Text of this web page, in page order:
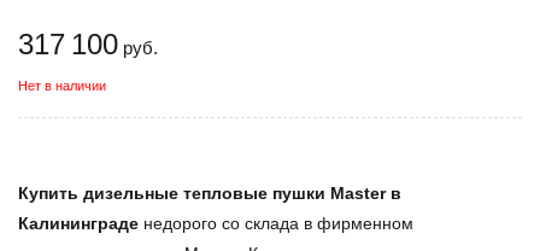
317 100 руб.
Нет в наличии
Купить дизельные тепловые пушки Master в
Калининграде недорого со склада в фирменном